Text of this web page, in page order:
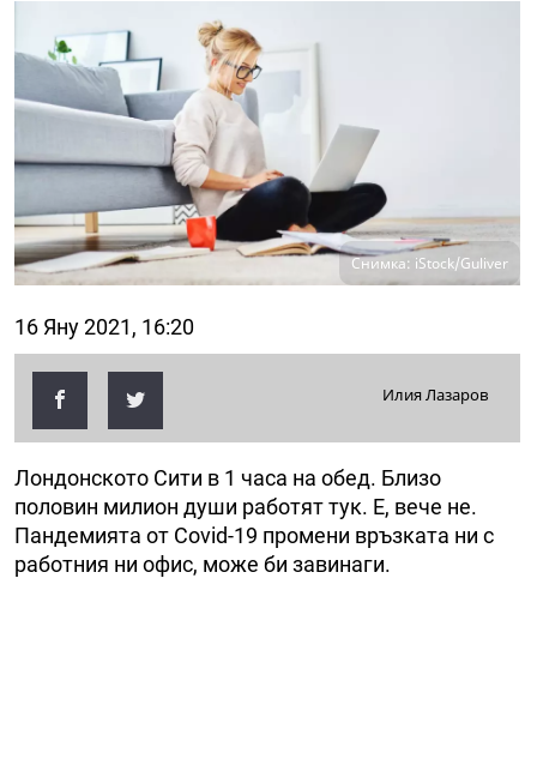
Снимка: iStock/Guliver
16 Яну 2021, 16:20
Илия Лазаров
Лондонското Сити в 1 часа на обед. Близо
половин милион души работят тук. Е, вече не.
Пандемията от Covid-19 промени връзката ни с
работния ни офис, може би завинаги.